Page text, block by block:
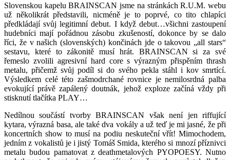
Slovenskou kapelu BRAINSCAN jsme na stránkách R.U.M. webu
už několikrát představili, nicméně je to poprvé, co tito chlapíci
předkládají svůj legitimní debut. I když debut…všichni zastoupení
hudebníci mají pořádnou zásobu zkušeností, dokonce by se dalo
říci, že v našich (slovenských) končinách jde o takovou „all stars“
sestavu, které to zákonitě musí hrát. BRAINSCAN si za své
řemeslo zvolili agresivní hard core s výrazným přispěním thrash
metalu, přičemž svůj podíl si do svého pekla stáhl i kov smrtící.
Výsledkem celé této zašmodrchané rovnice je nemilosrdná palba
evokující právě zapálený doutnák, jehož exploze začíná vždy při
stisknutí tlačítka PLAY…
Nedílnou součástí tvorby BRAINSCAN však není jen riffující
kytara, výrazná basa, ale také dva vokály a už teď je mi jasné, že při
koncertních show to musí na podiu neskuteční vřít! Mimochodem,
jedním z vokalistů je i jistý Tomáš Smida, kterého si mnozí příznivci
metalu budou pamatovat z deathmetalových PYOPOESY. Nutno